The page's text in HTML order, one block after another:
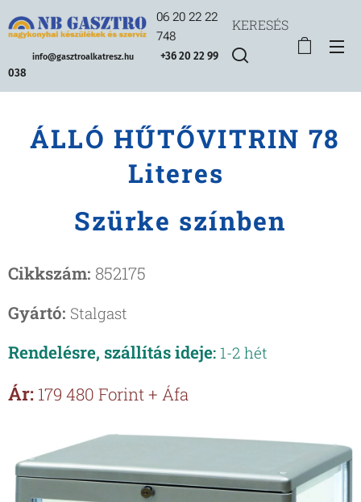
06 20 22 22
748
info@gasztroalkatresz.hu
+36 20 22 99
038
KERESÉS
ÁLLÓ HŰTŐVITRIN 78
Literes
Szürke színben
Cikkszám: 852175
Gyártó: Stalgast
Rendelésre, szállítás ideje: 1-2 hét
Ár: 179 480 Forint + Áfa